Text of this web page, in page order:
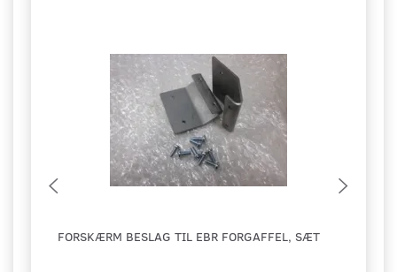
FORSKÆRM BESLAG TIL EBR FORGAFFEL, SÆT